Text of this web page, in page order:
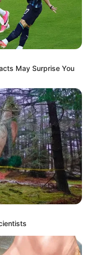
gebucht oder
ohne dass sich
May Surprise You